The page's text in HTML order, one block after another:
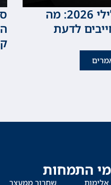
קטינים במשפט הפלילי 2026: מה
לדעת
התמחות
אלימות שחרור ממעצר